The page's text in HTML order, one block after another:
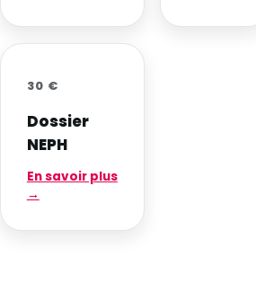
30 €
Dossier
NEPH
En savoir plus
→